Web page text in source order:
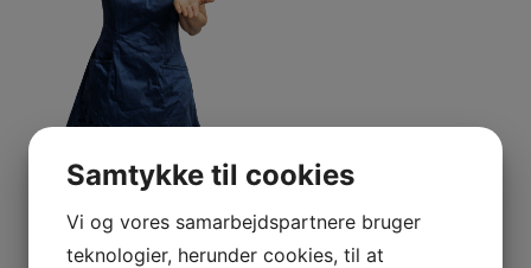
Samtykke til cookies
Vi og vores samarbejdspartnere bruger
teknologier, herunder cookies, til at